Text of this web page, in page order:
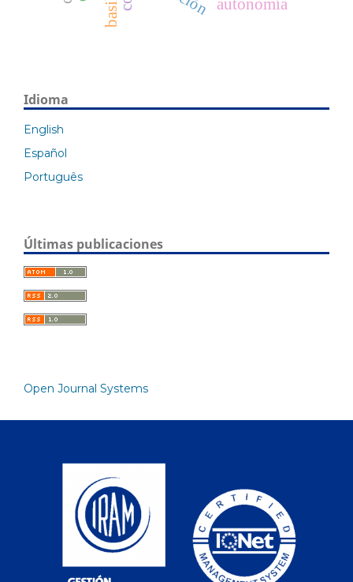
autonomía
Idioma
English
Español
Português
Últimas publicaciones
Open Journal Systems